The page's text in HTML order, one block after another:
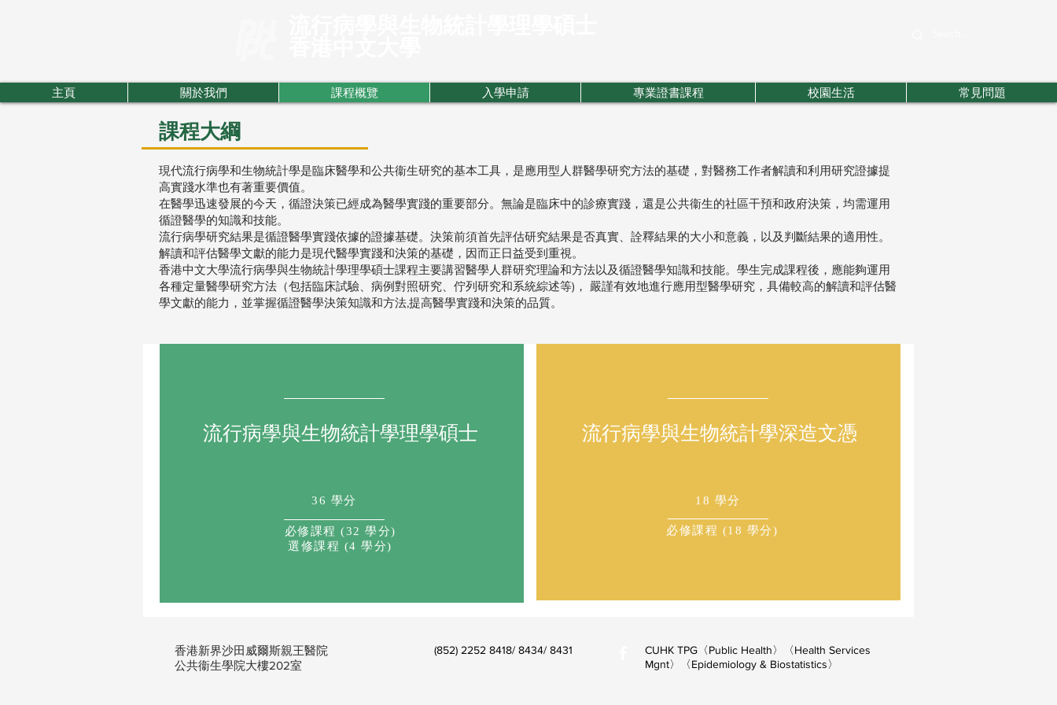
課程大綱
現代流行病學和生物統計學是臨床醫學和公共衞生研究的基本工具，是應用型人群醫學研究方法的基礎，對醫務工作者解讀和利用研究證據提
高實踐水準也有著重要價值。
在醫學迅速發展的今天，循證決策已經成為醫學實踐的重要部分。無論是臨床中的診療實踐，還是公共衞生的社區干預和政府決策，均需運用
循證醫學的知識和技能。
流行病學研究結果是循證醫學實踐依據的證據基礎。決策前須首先評估研究結果是否真實、詮釋結果的大小和意義，以及判斷結果的適用性。
解讀和評估醫學文獻的能力是現代醫學實踐和決策的基礎，因而正日益受到重視。
香港中文大學流行病學與生物統計學理學碩士課程主要講習醫學人群研究理論和方法以及循證醫學知識和技能。學生完成課程後，應能夠運用
各種定量醫學研究方法（包括臨床試驗、病例對照研究、佇列研究和系統綜述等)， 嚴謹有效地進行應用型醫學研究，具備較高的解讀和評估醫
學文獻的能力，並掌握循證醫學決策知識和方法,提高醫學實踐和決策的品質。
36 學分
流行病學與生物統計學理學碩士
必修課程 (32 學分)
選修課程 (4 學分)
18 學分
流行病學與生物統計學深造文憑
必修課程 (18 學分)
主頁 關於我們 課程概覽 入學申請 專業證書課程 校園生活 常見問題
香港新界沙田威爾斯親王醫院
公共衞生學院大樓202室
(852) 2252 8418/ 8434/ 8431
CUHK TPG〈Public Health〉〈Health Services
Mgnt〉〈Epidemiology & Biostatistics〉